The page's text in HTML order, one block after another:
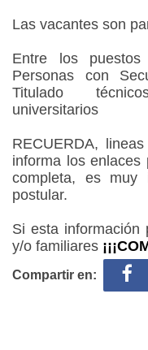
Las vacantes son
Entre los
Personas con
Titulado
universitarios
RECUERDA,
informa los
completa, es muy
postular.
Si esta información
y/o familiares
Compartir en: